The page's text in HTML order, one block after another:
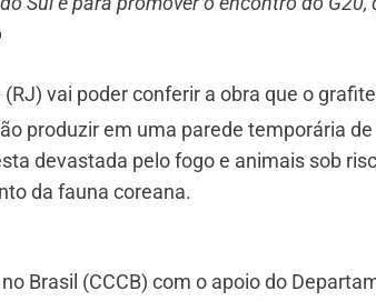
vai poder conferir a obra que o
produzir em uma parede temporária
devastada pelo fogo e animais sob
da fauna coreana.
Brasil (CCCB) com o apoio do